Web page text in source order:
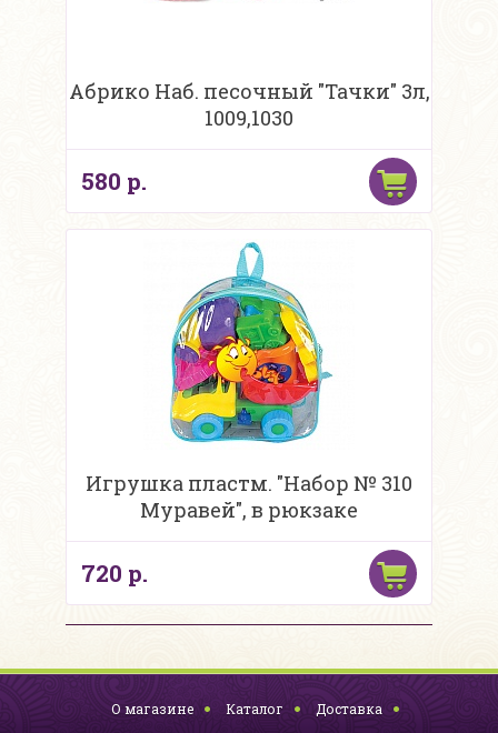
Абрико Наб. песочный "Тачки" 3л,
1009,1030
580 р.
Игрушка пластм. "Набор № 310
Муравей", в рюкзаке
720 р.
О магазине Каталог Доставка